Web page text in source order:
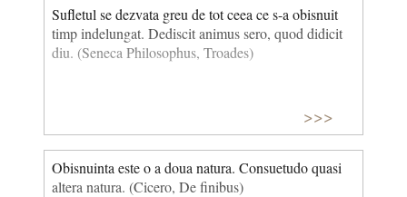
Sufletul se dezvata greu de tot ceea ce s-a obisnuit
timp indelungat. Dediscit animus sero, quod didicit
diu. (Seneca Philosophus, Troades)
>>>
Obisnuinta este o a doua natura. Consuetudo quasi
altera natura. (Cicero, De finibus)